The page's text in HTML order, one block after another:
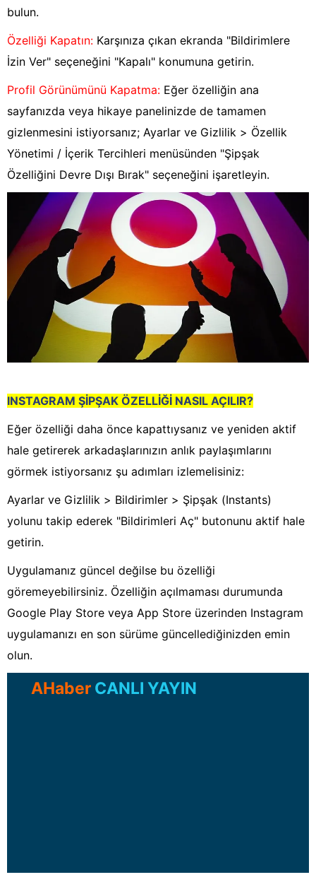
bulun.
Özelliği Kapatın: Karşınıza çıkan ekranda "Bildirimlere
İzin Ver" seçeneğini "Kapalı" konumuna getirin.
Profil Görünümünü Kapatma: Eğer özelliğin ana
sayfanızda veya hikaye panelinizde de tamamen
gizlenmesini istiyorsanız; Ayarlar ve Gizlilik > Özellik
Yönetimi / İçerik Tercihleri menüsünden "Şipşak
Özelliğini Devre Dışı Bırak" seçeneğini işaretleyin.
INSTAGRAM ŞİPŞAK ÖZELLİĞİ NASIL AÇILIR?
Eğer özelliği daha önce kapattıysanız ve yeniden aktif
hale getirerek arkadaşlarınızın anlık paylaşımlarını
görmek istiyorsanız şu adımları izlemelisiniz:
Ayarlar ve Gizlilik > Bildirimler > Şipşak (Instants)
yolunu takip ederek "Bildirimleri Aç" butonunu aktif hale
getirin.
Uygulamanız güncel değilse bu özelliği
göremeyebilirsiniz. Özelliğin açılmaması durumunda
Google Play Store veya App Store üzerinden Instagram
uygulamanızı en son sürüme güncellediğinizden emin
olun.
AHaber CANLI YAYIN